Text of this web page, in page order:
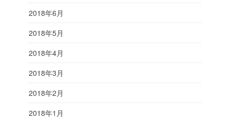
2018年6月
2018年5月
2018年4月
2018年3月
2018年2月
2018年1月